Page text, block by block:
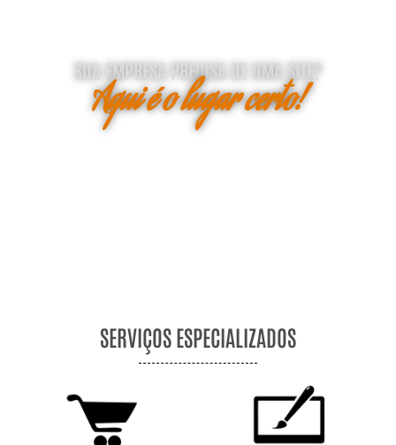
SUA EMPRESA PRECISA DE UMA SITE?
Aqui é o lugar certo!
SERVIÇOS ESPECIALIZADOS